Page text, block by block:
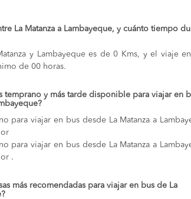
La Matanza a Lambayeque, y cuánto tiempo
y Lambayeque es de 0 Kms, y el viaje
de 00 horas.
temprano y más tarde disponible para viajar en
para viajar en bus desde La Matanza a
para viajar en bus desde La Matanza a
.
más recomendadas para viajar en bus de La